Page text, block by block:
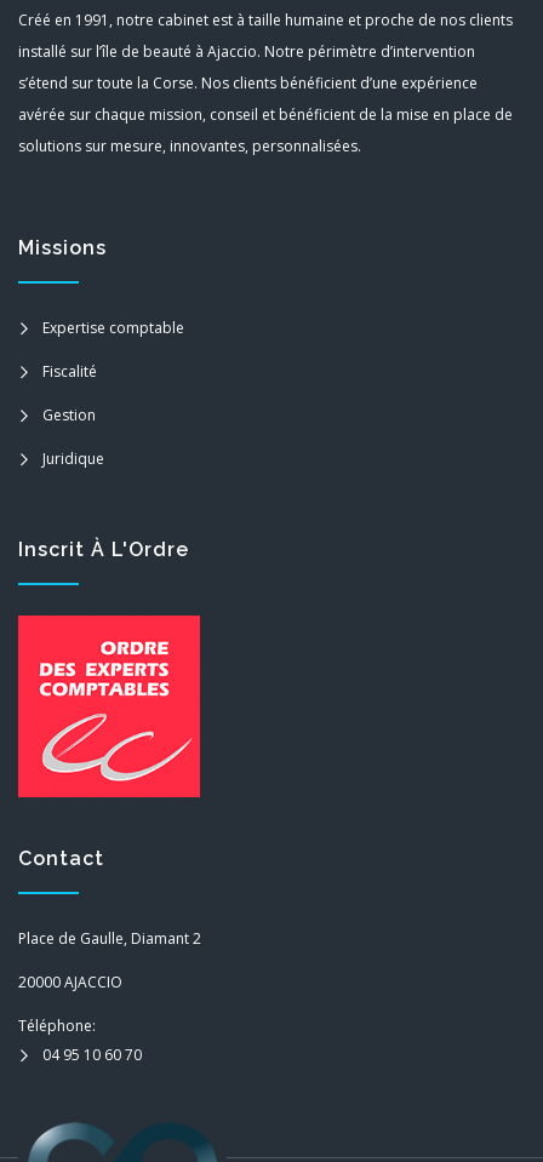
Créé en 1991, notre cabinet est à taille humaine et proche de nos clients
installé sur l’île de beauté à Ajaccio. Notre périmètre d’intervention
s’étend sur toute la Corse. Nos clients bénéficient d’une expérience
avérée sur chaque mission, conseil et bénéficient de la mise en place de
solutions sur mesure, innovantes, personnalisées.
Missions
Expertise comptable
Fiscalité
Gestion
Juridique
Inscrit À L'Ordre
Contact
Place de Gaulle, Diamant 2
20000 AJACCIO
Téléphone:
04 95 10 60 70